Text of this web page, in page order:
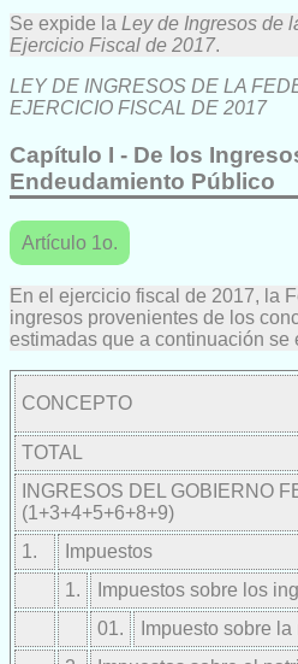
Se expide la Ley de Ingresos de
Ejercicio Fiscal de 2017.
LEY DE INGRESOS DE LA
EJERCICIO FISCAL DE 2017
Capítulo I - De los
Endeudamiento Público
Artículo 1o.
En el ejercicio fiscal de 2017, la
ingresos provenientes de los
estimadas que a continuación se
CONCEPTO
TOTAL
INGRESOS DEL GOBIERNO
(1+3+4+5+6+8+9)
1. Impuestos
1.
Impuestos sobre los
01.
Impuesto sobre la